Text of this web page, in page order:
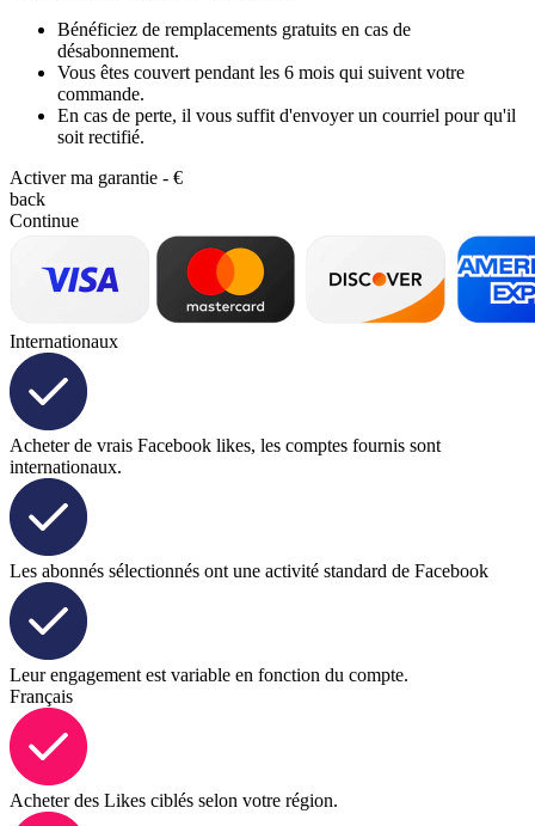
Bénéficiez de remplacements gratuits en cas de
désabonnement.
Vous êtes couvert pendant les 6 mois qui suivent votre
commande.
En cas de perte, il vous suffit d'envoyer un courriel pour qu'il
soit rectifié.
Activer ma garantie - €
back
Continue
Internationaux
Acheter de vrais Facebook likes, les comptes fournis sont
internationaux.
Les abonnés sélectionnés ont une activité standard de Facebook
Leur engagement est variable en fonction du compte.
Français
Acheter des Likes ciblés selon votre région.